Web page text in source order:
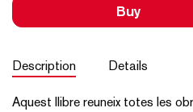
Buy
Description Details
Aquest llibre reuneix totes les